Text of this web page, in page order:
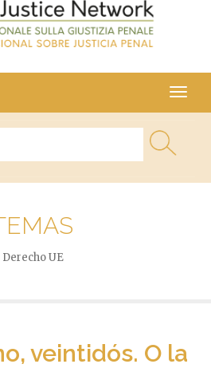
Derecho UE
veintidós. O la